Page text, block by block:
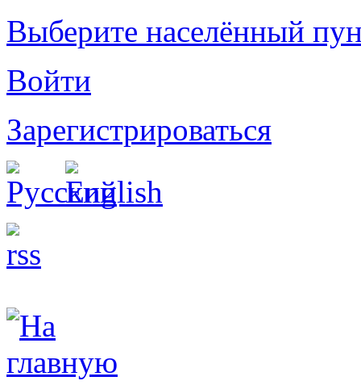
Выберите населённый
Войти
Зарегистрироваться